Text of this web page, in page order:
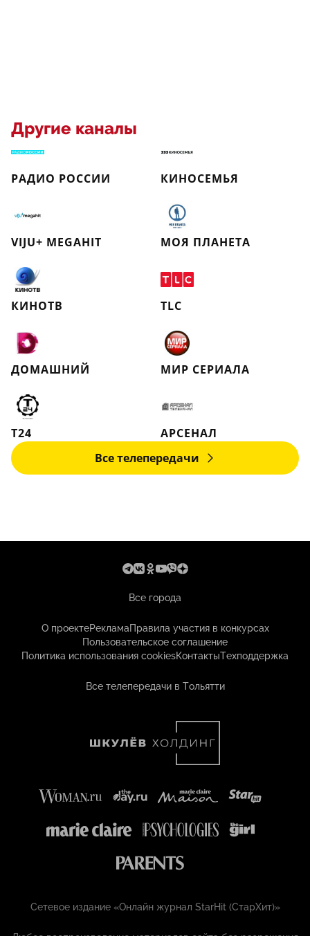
Другие каналы
РАДИО РОССИИ КИНОСЕМЬЯ
VIJU+ MEGAHIT МОЯ ПЛАНЕТА
КИНОТВ TLC
ДОМАШНИЙ МИР СЕРИАЛА
Т24
АРСЕНАЛ
Все телепередачи
Все города
О проектеРекламаПравила участия в конкурсах
Пользовательское соглашение
Политика использования cookiesКонтактыТехподдержка
Все телепередачи в Тольятти
Сетевое издание «Онлайн журнал StarHit (СтарХит)»